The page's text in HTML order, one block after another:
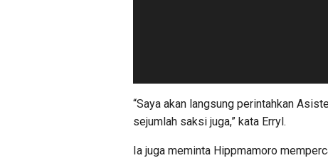
“Saya akan langsung perintahkan
sejumlah saksi juga,” kata Erryl.
Ia juga meminta Hippmamoro